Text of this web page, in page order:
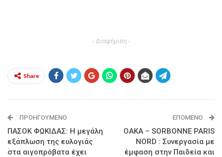
- Διαφήμιση -
Share
ΠΡΟΗΓΟΎΜΕΝΟ
ΠΑΣΟΚ ΦΩΚΙΔΑΣ: Η μεγάλη
εξάπλωση της ευλογιάς
στα αιγοπρόβατα έχει
ΕΠΌΜΕΝΟ
ΟΑΚΑ – SORBONNE PARIS
NORD : Συνεργασία με
έμφαση στην Παιδεία και